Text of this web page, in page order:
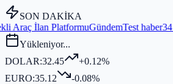
SON DAKİKA
GündemTest haber3412GündemPara
Yükleniyor...
DOLAR:32.45
+0.12%
EURO:35.12
-0.08%